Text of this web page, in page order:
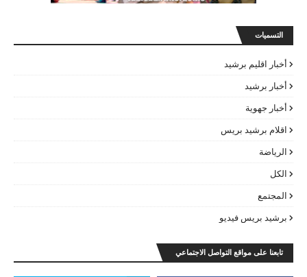
التسميات
أخبار اقليم برشيد
أخبار برشيد
أخبار جهوية
اقلام برشيد بريس
الرياضة
الكل
المجتمع
برشيد بريس فيديو
تابعنا على مواقع التواصل الاجتماعي